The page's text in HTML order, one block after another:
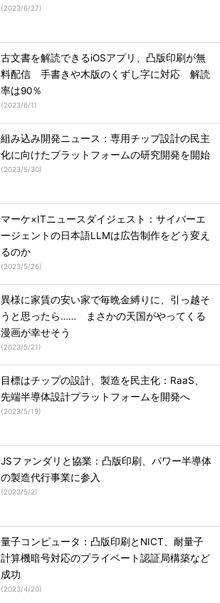
(2023/6/27)
古文書を解読できるiOSアプリ、凸版印刷が無
料配信 手書きや木版のくずし字に対応 解読
率は90％
(2023/6/1)
組み込み開発ニュース：専用チップ設計の民主
化に向けたプラットフォームの研究開発を開始
(2023/5/30)
マーケ×ITニュースダイジェスト：サイバーエ
ージェントの日本語LLMは広告制作をどう変え
るのか
(2023/5/26)
異様に家賃の安い家で毎晩金縛りに、引っ越そ
うと思ったら…… まさかの天国がやってくる
漫画が幸せそう
(2023/5/21)
目標はチップの設計、製造を民主化：RaaS、
先端半導体設計プラットフォームを開発へ
(2023/5/19)
JSファンダリと協業：凸版印刷、パワー半導体
の製造代行事業に参入
(2023/5/2)
量子コンピュータ：凸版印刷とNICT、耐量子
計算機暗号対応のプライベート認証局構築など
成功
(2023/4/20)